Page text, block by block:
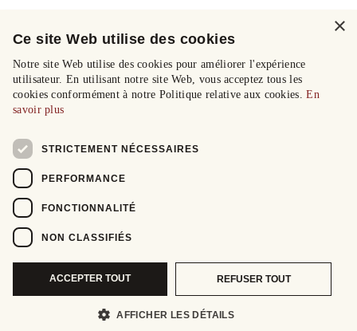
×
Ce site Web utilise des cookies
Notre site Web utilise des cookies pour améliorer l'expérience
utilisateur. En utilisant notre site Web, vous acceptez tous les
cookies conformément à notre Politique relative aux cookies.En
savoir plus
STRICTEMENT NÉCESSAIRES
PERFORMANCE
FONCTIONNALITÉ
NON CLASSIFIÉS
ACCEPTER TOUT REFUSER TOUT
AFFICHER LES DÉTAILS